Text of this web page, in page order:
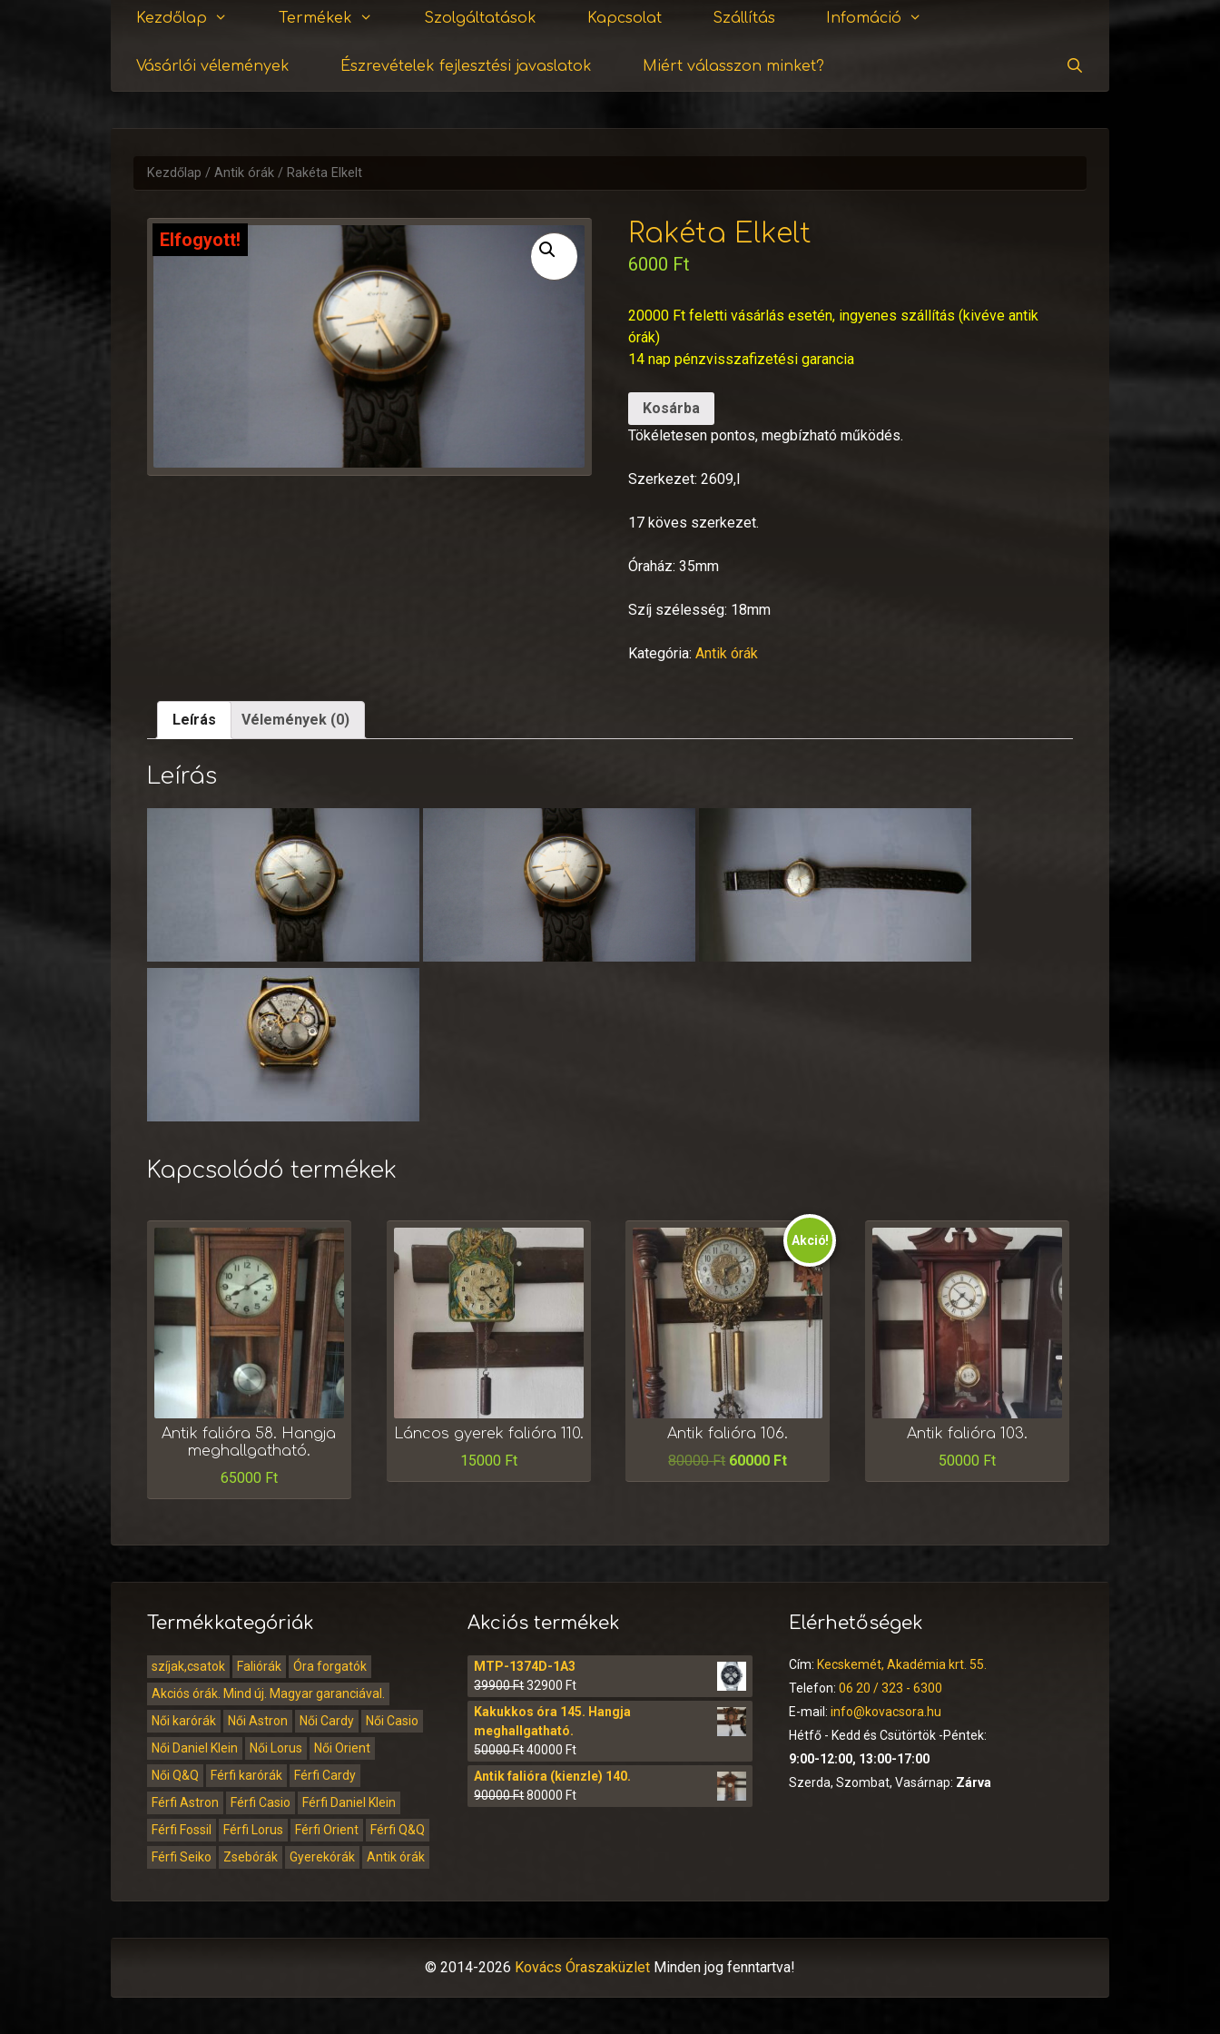
Kezdőlap Termékek Szolgáltatások Kapcsolat Szállítás Infomáció
Vásárlói vélemények Észrevételek fejlesztési javaslatok Miért válasszon minket?
Kezdőlap / Antik órák / Rakéta Elkelt
Elfogyott! Rakéta Elkelt
6000 Ft
20000 Ft feletti vásárlás esetén, ingyenes szállítás (kivéve antik
órák)
14 nap pénzvisszafizetési garancia
Kosárba
Tökéletesen pontos, megbízható működés.
Szerkezet: 2609,I
17 köves szerkezet.
Óraház: 35mm
Szíj szélesség: 18mm
Kategória:Antik órák
Leírás Vélemények (0)
Leírás
Kapcsolódó termékek
Antik falióra 58. Hangja
meghallgatható.
65000 Ft
Láncos gyerek falióra 110.
15000 Ft
Akció!
Antik falióra 106.
80000Ft 60000 Ft
Antik falióra 103.
50000 Ft
Termékkategóriák
szíjak,csatok Faliórák
Óra forgatók
Akciós órák. Mind új. Magyar garanciával.
Női karórák
Női Astron Női Cardy
Női Casio
Női Daniel Klein
Női Lorus
Női Orient
Női Q&Q
Férfi karórák
Férfi Cardy
Férfi Astron
Férfi Casio
Férfi Daniel Klein
Férfi Fossil
Férfi Lorus Férfi Orient
Férfi Q&Q
Férfi Seiko
Zsebórák Gyerekórák Antik órák
Akciós termékek
MTP-1374D-1A3
39900Ft32900 Ft
Kakukkos óra 145. Hangja
meghallgatható.
50000Ft40000 Ft
Antik falióra (kienzle) 140.
90000Ft80000 Ft
Elérhetőségek
Cím: Kecskemét, Akadémia krt. 55.
Telefon: 06 20 / 323 - 6300
E-mail: info@kovacsora.hu
Hétfő - Kedd és Csütörtök -Péntek:
9:00-12:00, 13:00-17:00
Szerda, Szombat, Vasárnap: Zárva
© 2014-2026 Kovács Óraszaküzlet Minden jog fenntartva!